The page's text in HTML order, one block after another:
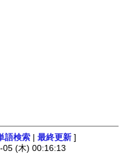
語検索 最終更新 ]
05 (木) 00:16:13